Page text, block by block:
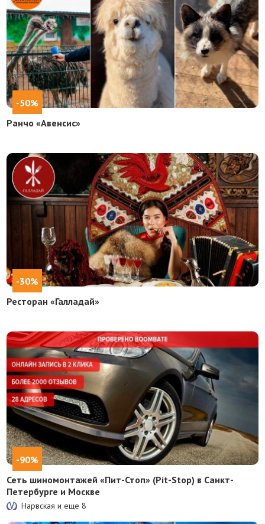
-50%
Ранчо «Авенсис»
-30%
Ресторан «Галладай»
-90%
Сеть шиномонтажей «Пит-Стоп» (Pit-Stop) в Санкт-
Петербурге и Москве
Нарвская и еще8